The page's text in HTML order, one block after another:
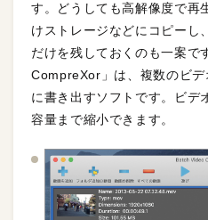
す。どうしても高解像度で再
けストレージなどにコピーし
だけを残しておくのも一案で
CompreXor」は、複数のビ
に書き出すソフトです。ビデ
容量まで縮小できます。